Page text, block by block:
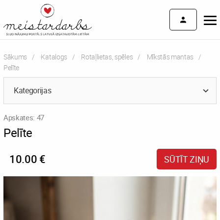
Sākums Katalogs Rotaļlietas, spēles
Mīkstās mantas
Current:
Pelīte
Kategorijas
Apskates: 47
Pelīte
10.00 € SŪTĪT ZIŅU